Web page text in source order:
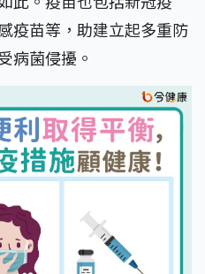
疫苗等，助建立起多重防
病菌侵擾。